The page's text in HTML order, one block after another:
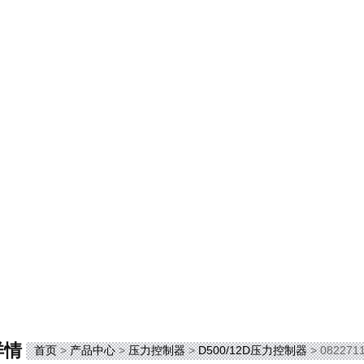
情 首页>产品中心>压力控制器>D500/12D压力控制器>